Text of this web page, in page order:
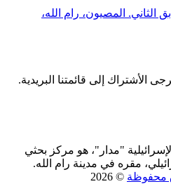
الثاني. المصيون، رام الله،
الأشتراك إلى قائمتنا البريدية.
"مدار"، هو مركز بحثي
مقره في مدينة رام الله.
محفوظة © 2026